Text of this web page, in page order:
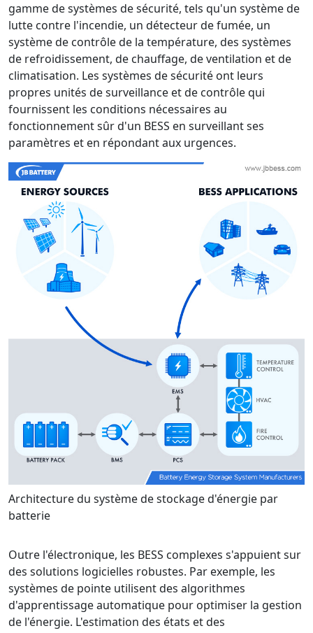
gamme de systèmes de sécurité, tels qu'un système de
lutte contre l'incendie, un détecteur de fumée, un
système de contrôle de la température, des systèmes
de refroidissement, de chauffage, de ventilation et de
climatisation. Les systèmes de sécurité ont leurs
propres unités de surveillance et de contrôle qui
fournissent les conditions nécessaires au
fonctionnement sûr d'un BESS en surveillant ses
paramètres et en répondant aux urgences.
Architecture du système de stockage d'énergie par
batterie
Outre l'électronique, les BESS complexes s'appuient sur
des solutions logicielles robustes. Par exemple, les
systèmes de pointe utilisent des algorithmes
d'apprentissage automatique pour optimiser la gestion
de l'énergie. L'estimation des états et des